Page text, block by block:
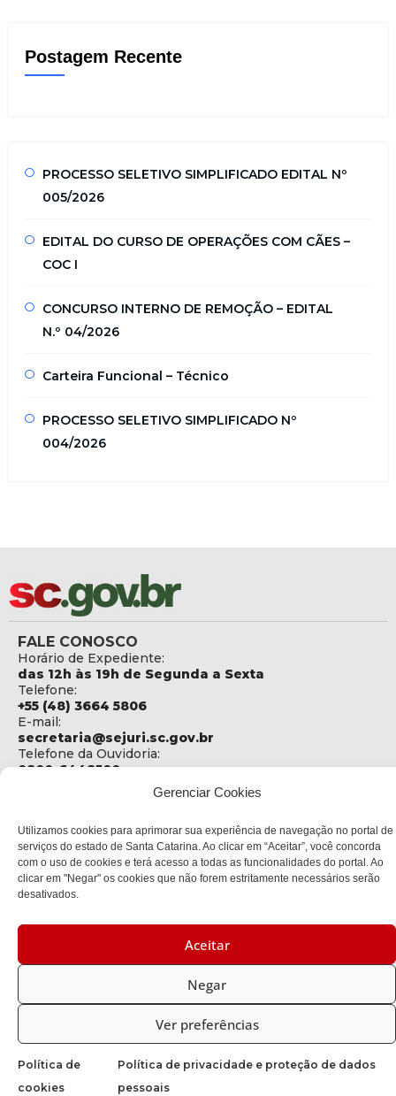
Gerenciar Cookies
Utilizamos cookies para aprimorar sua experiência de navegação no portal de
serviços do estado de Santa Catarina. Ao clicar em “Aceitar”, você concorda
com o uso de cookies e terá acesso a todas as funcionalidades do portal. Ao
clicar em "Negar" os cookies que não forem estritamente necessários serão
desativados.
Aceitar
Negar
Ver preferências
Política de
cookies
Política de privacidade e proteção de dados
pessoais
Postagem Recente
PROCESSO SELETIVO SIMPLIFICADO EDITAL Nº
005/2026
EDITAL DO CURSO DE OPERAÇÕES COM CÃES –
COC I
CONCURSO INTERNO DE REMOÇÃO – EDITAL
N.º 04/2026
Carteira Funcional – Técnico
PROCESSO SELETIVO SIMPLIFICADO Nº
004/2026
FALE CONOSCO
Horário de Expediente:
das 12h às 19h de Segunda a Sexta
Telefone:
+55 (48) 3664 5806
E-mail:
secretaria@sejuri.sc.gov.br
Telefone da Ouvidoria:
0800-6448500
Social
Rua Fúlvio Aducci, 1214 - Loja 06
Bairro:
Estreito - Florianópolis - SC
88075-000
Política de privacidade
Copyright © 2023 Todos os Direitos Reservados SC - Governo de
Santa Catarina |Desenvolvedor: CIASC